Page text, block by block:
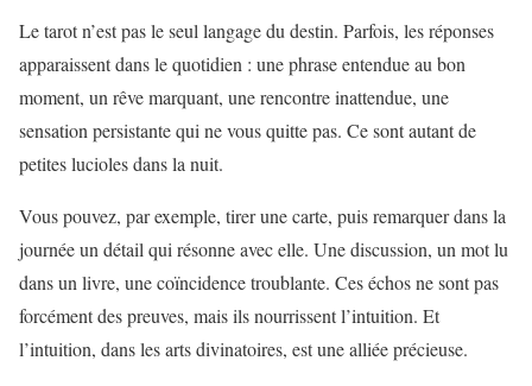
Le tarot n’est pas le seul langage du destin. Parfois, les réponses
apparaissent dans le quotidien : une phrase entendue au bon
moment, un rêve marquant, une rencontre inattendue, une
sensation persistante qui ne vous quitte pas. Ce sont autant de
petites lucioles dans la nuit.
Vous pouvez, par exemple, tirer une carte, puis remarquer dans la
journée un détail qui résonne avec elle. Une discussion, un mot lu
dans un livre, une coïncidence troublante. Ces échos ne sont pas
forcément des preuves, mais ils nourrissent l’intuition. Et
l’intuition, dans les arts divinatoires, est une alliée précieuse.